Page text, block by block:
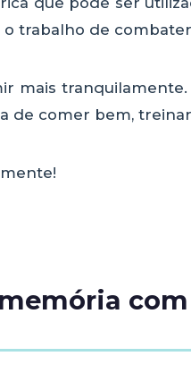
trabalho de
mais
de comer bem,